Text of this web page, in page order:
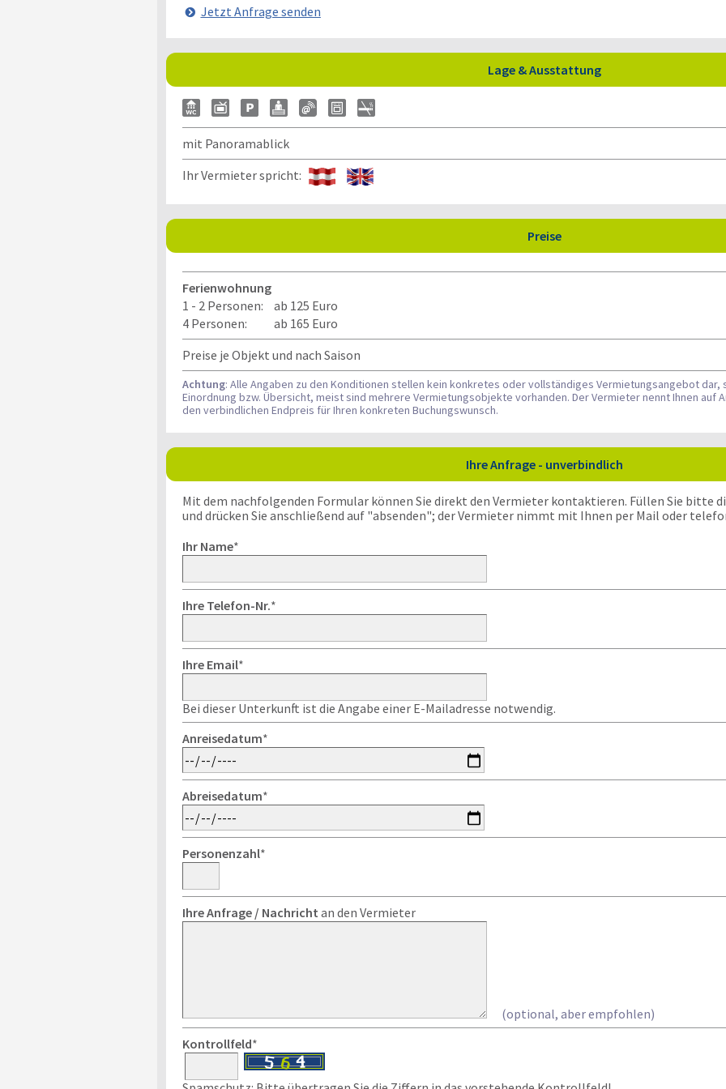
Jetzt Anfrage senden
Lage & Ausstattung
mit Panoramablick
Ihr Vermieter spricht:
Preise
Ferienwohnung
1 - 2 Personen:
ab 125 Euro
4 Personen:
ab 165 Euro
Preise je Objekt und nach Saison
Achtung: Alle Angaben zu den Konditionen stellen kein konkretes oder vollständiges Vermietungsangebot
Einordnung bzw. Übersicht, meist sind mehrere Vermietungsobjekte vorhanden. Der Vermieter nennt Ihnen auf
den verbindlichen Endpreis für Ihren konkreten Buchungswunsch.
Ihre Anfrage - unverbindlich
Mit dem nachfolgenden Formular können Sie direkt den Vermieter kontaktieren. Füllen Sie bitte
und drücken Sie anschließend auf "absenden"; der Vermieter nimmt mit Ihnen per Mail oder
Ihr Name*
Ihre Telefon-Nr.*
Ihre Email*
Bei dieser Unterkunft ist die Angabe einer E-Mailadresse notwendig.
Anreisedatum*
Abreisedatum*
Personenzahl*
Ihre Anfrage / Nachricht an den Vermieter
(optional, aber empfohlen)
Kontrollfeld*